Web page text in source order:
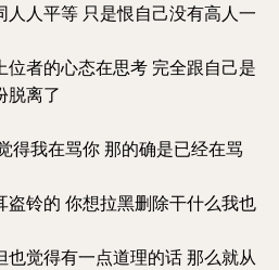
人人平等 只是恨自己没有高人一
位者的心态在思考 完全跟自己是
脱离了
得我在骂你 那的确是已经在骂
盗铃的 你想拉黑删除干什么我也
也觉得有一点道理的话 那么就从